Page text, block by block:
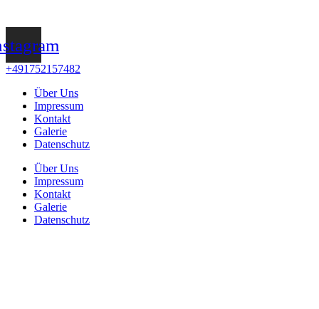
+491752157482
Über Uns
Impressum
Kontakt
Galerie
Datenschutz
Über Uns
Impressum
Kontakt
Galerie
Datenschutz